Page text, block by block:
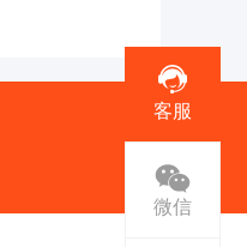
客服
微信